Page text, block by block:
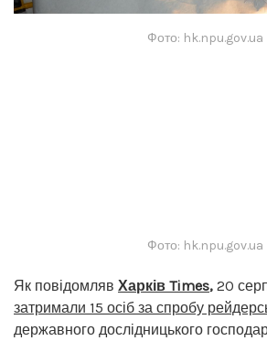
Фото: hk.npu.gov.ua
Фото: hk.npu.gov.ua
Як повідомляв Харків Times, 20
затримали 15 осіб за спробу
державного дослідницького